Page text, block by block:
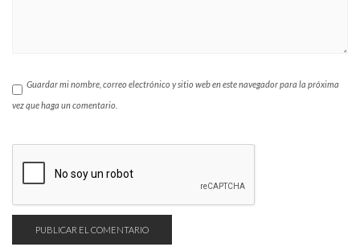
Guardar mi nombre, correo electrónico y sitio web en este navegador para la próxima
vez que haga un comentario.